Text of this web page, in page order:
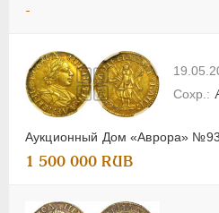
-
Аукционный Дом «Аврора» №93
1 500 000 RUB